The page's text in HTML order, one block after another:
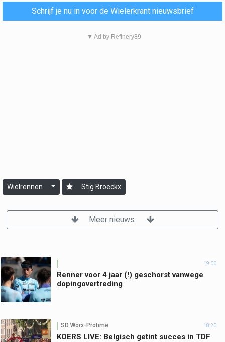
Schrijf je nu in voor de Wielerkrant nieuwsbrief
▼ Ad by Refinery89
Wielrennen Stig Broeckx
Meer nieuws
19:00
Renner voor 4 jaar (!) geschorst vanwege
dopingovertreding
SD Worx-Protime 18:20
KOERS LIVE: Belgisch getint succes in TDF